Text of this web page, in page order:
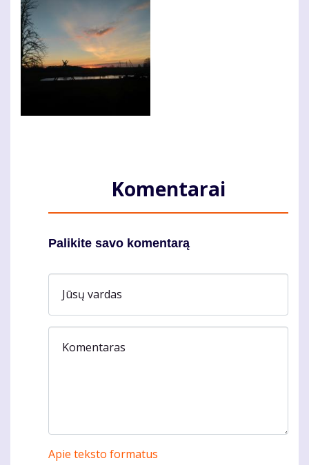
Komentarai
Palikite savo komentarą
Jūsų vardas
Komentaras
Apie teksto formatus